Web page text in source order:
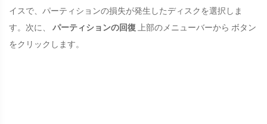
イスで、パーティションの損失が発生したディスクを選択しま
す。次に、 パーティションの回復 上部のメニューバーから ボタン
をクリックします。